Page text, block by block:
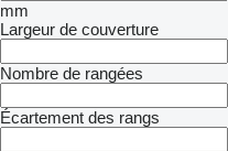
mm
Largeur de couverture
Nombre de rangées
Écartement des rangs